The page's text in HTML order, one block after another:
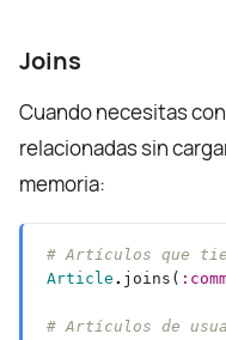
Joins
Cuando necesitas
relacionadas sin
memoria:
# Artículos que
Article . joins(
# Artículos de